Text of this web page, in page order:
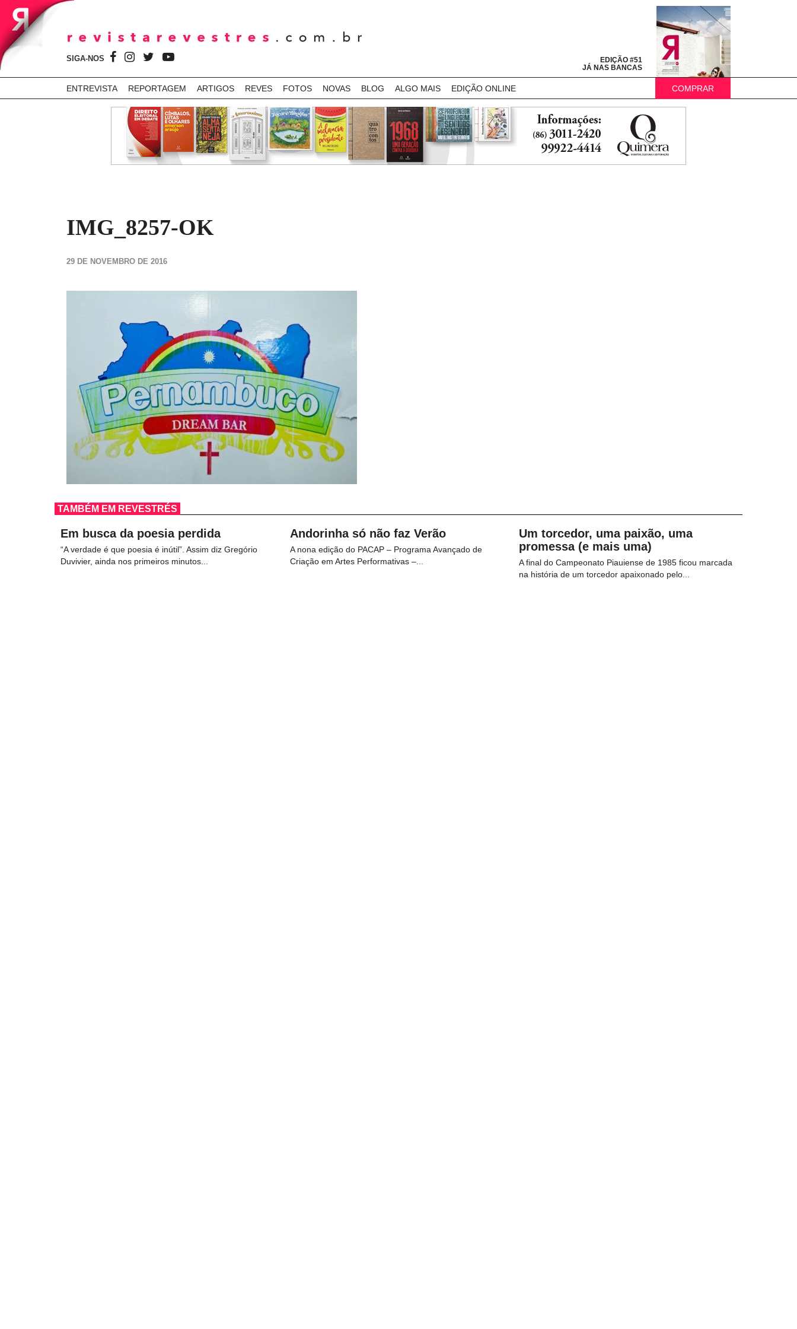
SIGA-NOS
EDIÇÃO #51
JÁ NAS BANCAS
ENTREVISTA REPORTAGEM ARTIGOS REVES FOTOS NOVAS BLOG ALGO MAIS EDIÇÃO ONLINE COMPRAR
IMG_8257-OK
29 DE NOVEMBRO DE 2016
TAMBÉM EM REVESTRÉS
Em busca da poesia perdida
“A verdade é que poesia é inútil”. Assim diz Gregório
Duvivier, ainda nos primeiros minutos...
Andorinha só não faz Verão
A nona edição do PACAP – Programa Avançado de
Criação em Artes Performativas –...
Um torcedor, uma paixão, uma
promessa (e mais uma)
A final do Campeonato Piauiense de 1985 ficou marcada
na história de um torcedor apaixonado pelo...